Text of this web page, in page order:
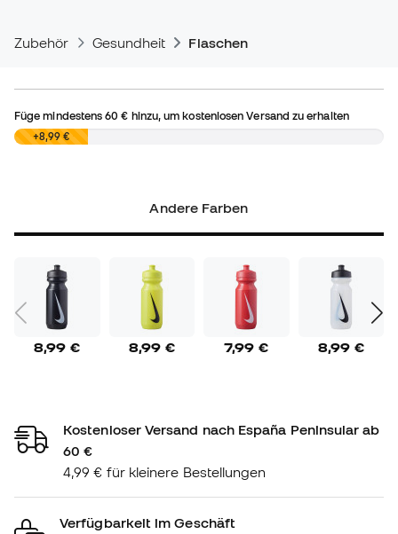
Zubehör Gesundheit Flaschen
Füge mindestens60 € hinzu, um kostenlosen Versand zu erhalten
0,00 €+8,99 €
Andere Farben
8,99 € 8,99 € 7,99 € 8,99 €
Kostenloser Versand nach España Peninsular ab
60 €
4,99 € für kleinere Bestellungen
Verfügbarkeit im Geschäft